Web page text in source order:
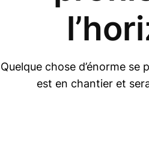
Quelque chose d’énorme
est en chantier et